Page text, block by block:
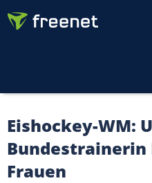
Eishockey-WM:
Bundestrainerin
Frauen